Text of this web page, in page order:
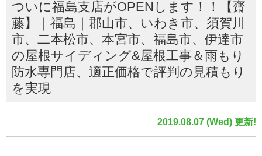
ついに福島支店がOPENします！！【齋
藤】｜福島｜郡山市、いわき市、須賀川
市、二本松市、本宮市、福島市、伊達市
の屋根サイディング&屋根工事＆雨もり
防水専門店、適正価格で評判の見積もり
を実現
2019.08.07 (Wed) 更新!